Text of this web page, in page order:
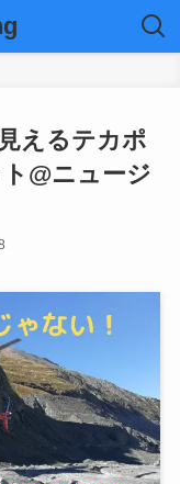
えるテカポ
@ニュージ